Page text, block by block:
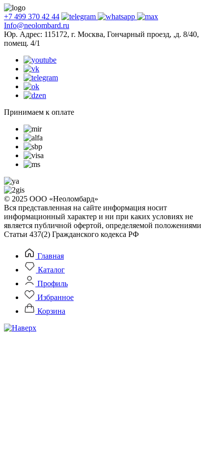
+7 499 370 42 44
Info@neolombard.ru
Юр. Адрес: 115172, г. Москва, Гончарный проезд, ,д. 8/40,
помещ. 4/1
Принимаем к оплате
© 2025 ООО «Неоломбард»
Вся представленная на сайте информация носит
информационный характер и ни при каких условиях не
является публичной офертой, определяемой положениями
Статьи 437(2) Гражданского кодекса РФ
Главная
Каталог
Профиль
Избранное
Корзина